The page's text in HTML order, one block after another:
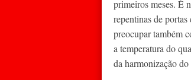
primeiros meses. É
repentinas de
preocupar também
a temperatura do
da harmonização